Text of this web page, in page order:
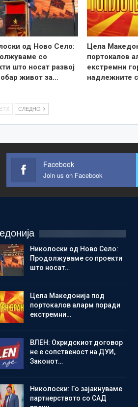
од Ново Село:
со
што носат развој
живот за…
Цела
портокалов
екстремни
надлежните
СЛЕДНО
Facebook
Join us on Facebook
Николоски од Ново Село:
Продолжуваме со проекти
што носат…
Цела Македонија под
портокалов аларм поради
екстремни…
ВЛЕН: Охридскиот договор
не е сопственост на ДУИ,
Законот…
Николоски: Го зајакнуваме
партнерството со САД